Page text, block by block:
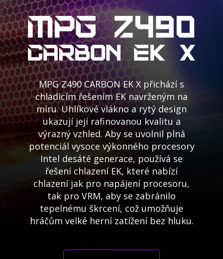
MPG Z490 CARBON EK X přichází s
chladicím řešením EK navrženým na
míru. Uhlíkové vlákno a rytý design
ukazují její rafinovanou kvalitu a
výrazný vzhled. Aby se uvolnil plná
potenciál vysoce výkonného procesory
Intel desáté generace, používá se
řešení chlazení EK, které nabízí
chlazení jak pro napájení procesoru,
tak pro VRM, aby se zabránilo
tepelnému škrcení, což umožňuje
hráčům velké herní zatížení bez hluku.